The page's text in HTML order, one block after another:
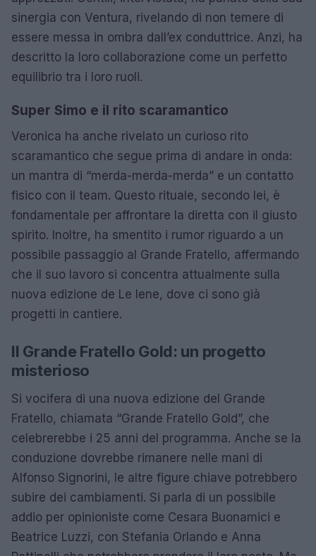
sinergia con Ventura, rivelando di non temere di
essere messa in ombra dall’ex conduttrice. Anzi, ha
descritto la loro collaborazione come un perfetto
equilibrio tra i loro ruoli.
Super Simo e il rito scaramantico
Veronica ha anche rivelato un curioso rito
scaramantico che segue prima di andare in onda:
un mantra di “merda-merda-merda” e un contatto
fisico con il team. Questo rituale, secondo lei, è
fondamentale per affrontare la diretta con il giusto
spirito. Inoltre, ha smentito i rumor riguardo a un
possibile passaggio al Grande Fratello, affermando
che il suo lavoro si concentra attualmente sulla
nuova edizione de Le Iene, dove ci sono già
progetti in cantiere.
Il Grande Fratello Gold: un progetto
misterioso
Si vocifera di una nuova edizione del Grande
Fratello, chiamata “Grande Fratello Gold”, che
celebrerebbe i 25 anni del programma. Anche se la
conduzione dovrebbe rimanere nelle mani di
Alfonso Signorini, le altre figure chiave potrebbero
subire dei cambiamenti. Si parla di un possibile
addio per opinioniste come Cesara Buonamici e
Beatrice Luzzi, con Stefania Orlando e Anna